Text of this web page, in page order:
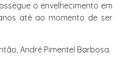
o envelhecimento em
até ao momento de ser
André Pimentel Barbosa.